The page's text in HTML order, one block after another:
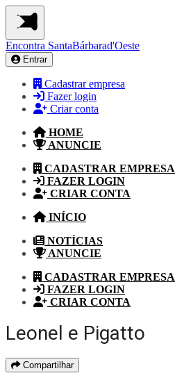
Encontra SantaBárbarad'Oeste
Entrar
Cadastrar empresa
Fazer login
Criar conta
HOME
ANUNCIE
CADASTRAR EMPRESA
FAZER LOGIN
CRIAR CONTA
INÍCIO
NOTÍCIAS
ANUNCIE
CADASTRAR EMPRESA
FAZER LOGIN
CRIAR CONTA
Leonel e Pigatto
Compartilhar